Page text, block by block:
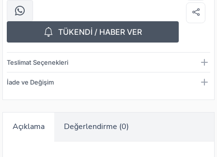
TÜKENDİ / HABER VER
Teslimat Seçenekleri
İade ve Değişim
Açıklama Değerlendirme (0)